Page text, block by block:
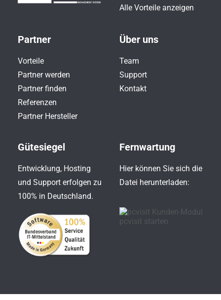
Alle Vorteile anzeigen
Partner
Vorteile
Partner werden
Partner finden
Referenzen
Partner Hersteller
Über uns
Team
Support
Kontakt
Gütesiegel
Entwicklung, Hosting
und Support erfolgen zu
100% in Deutschland.
Fernwartung
Hier können Sie sich die
Datei herunterladen: